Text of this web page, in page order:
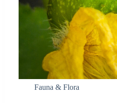
Fauna & Flora